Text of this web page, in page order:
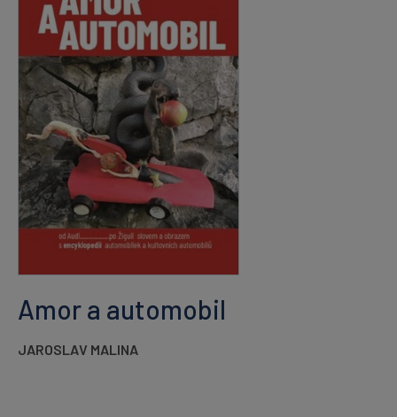
Amor a automobil
JAROSLAV MALINA